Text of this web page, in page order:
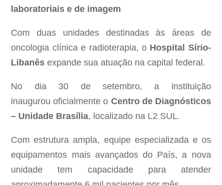
laboratoriais e de imagem
Com duas unidades destinadas às áreas de
oncologia clínica e radioterapia, o Hospital Sírio-
Libanês expande sua atuação na capital federal.
No dia 30 de setembro, a instituição
inaugurou oficialmente o Centro de Diagnósticos
– Unidade Brasília, localizado na L2 SUL.
Com estrutura ampla, equipe especializada e os
equipamentos mais avançados do País, a nova
unidade tem capacidade para atender